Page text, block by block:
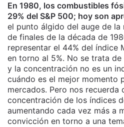
En 1980, los combustibles
29% del S&P 500; hoy son
el punto álgido del auge de la
de finales de la década de
representar el 44% del índice
en torno al 5%. No se trata
y la concentración no es un
cuándo es el mejor momento
mercados. Pero nos recuerda
concentración de los índices
aumentando cada vez más a
convicción en torno a una